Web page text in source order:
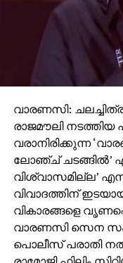
വാരണസി:
രാജമൗലി നടത്തിയ
വരാനിരിക്കുന്ന
ലോഞ്ച് ചടങ്ങില്‍’
വിശ്വാസമില്ല’
വിവാദത്തിന്
വികാരങ്ങളെ
വാരണസി സെന
പൊലീസ് പരാതി